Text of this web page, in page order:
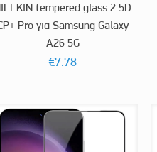
tempered glass 2.5D
Pro για Samsung Galaxy
A26 5G
€7.78